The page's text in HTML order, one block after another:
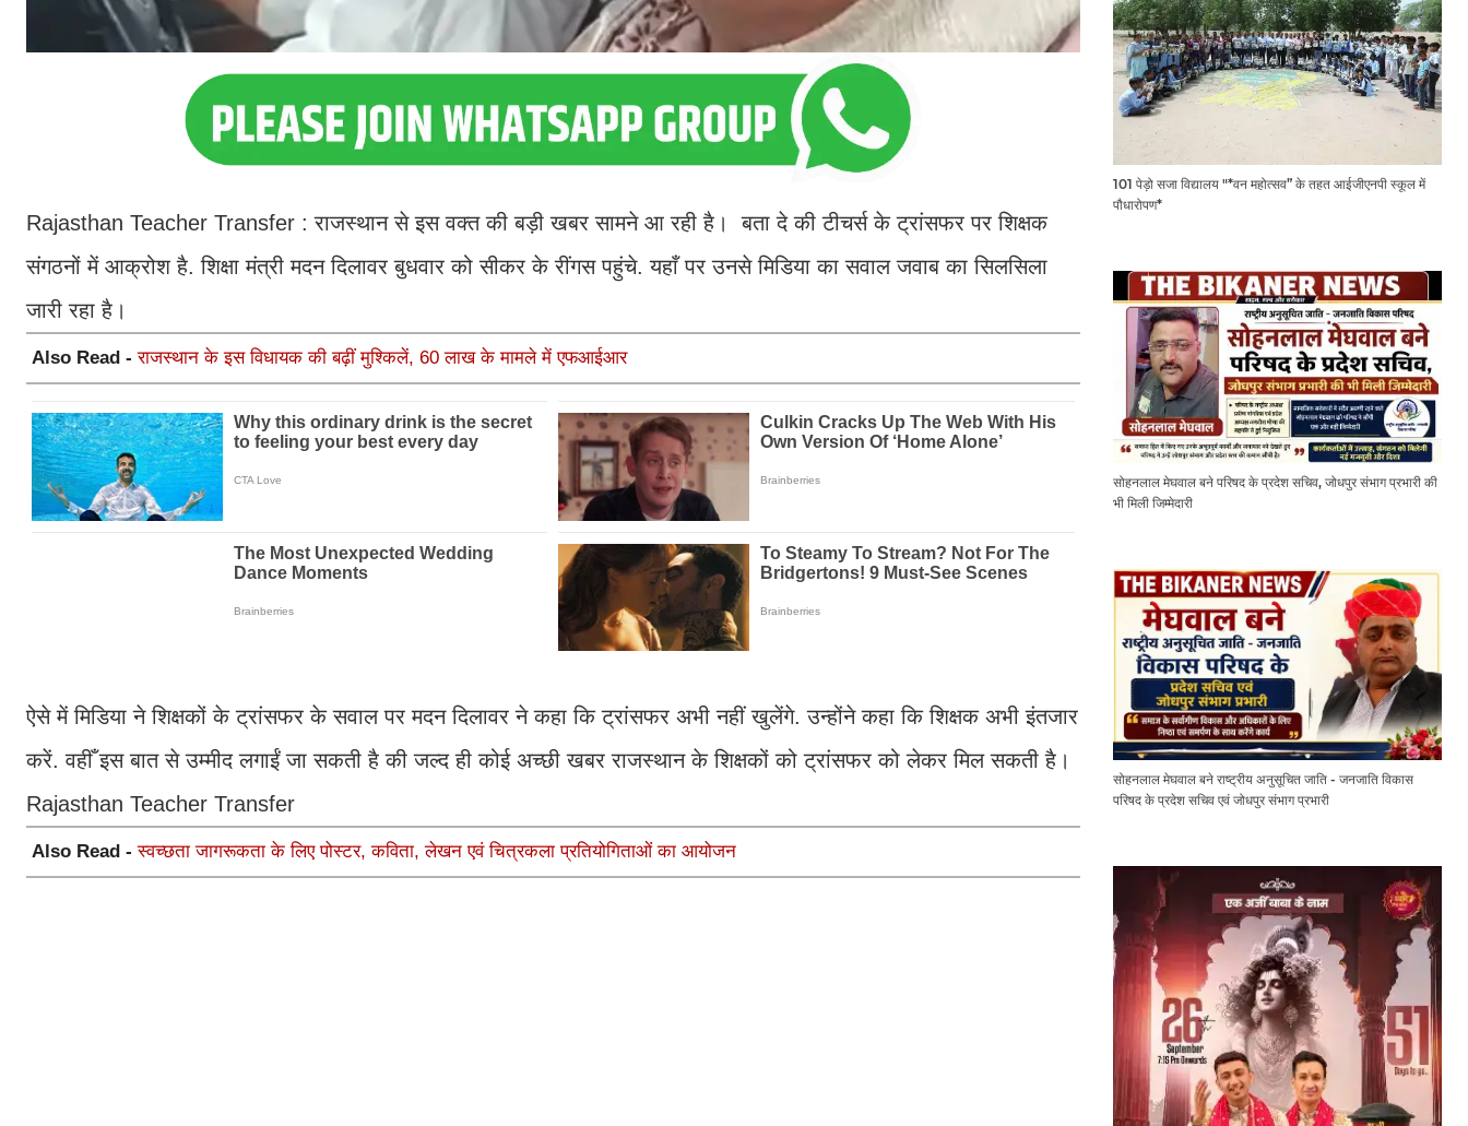
Rajasthan Teacher Transfer : राजस्थान से इस वक्त की बड़ी खबर सामने आ रही है। बता दे की टीचर्स के ट्रांसफर पर श‍िक्षक
संगठनों में आक्रोश है. श‍िक्षा मंत्री मदन द‍िलावर बुधवार को सीकर के र‍ींगस पहुंचे. यहाँ पर उनसे मिडिया का सवाल जवाब का सिलसिला
जारी रहा है।
Also Read -राजस्थान के इस विधायक की बढ़ीं मुश्किलें, 60 लाख के मामले में एफआईआर
ऐसे में मिडिया ने श‍िक्षकों के ट्रांसफर के सवाल पर मदन द‍िलावर ने कहा क‍ि ट्रांसफर अभी नहीं खुलेंगे. उन्होंने कहा क‍ि श‍िक्षक अभी इंतजार
करें. वहीँ इस बात से उम्मीद लगाईं जा सकती है की जल्द ही कोई अच्छी खबर राजस्थान के शिक्षकों को ट्रांसफर को लेकर मिल सकती है।
Rajasthan Teacher Transfer
Also Read -स्वच्छता जागरूकता के लिए पोस्टर, कविता, लेखन एवं चित्रकला प्रतियोगिताओं का आयोजन
101 पेड़ो सजा विद्यालय "*वन महोत्सव” के तहत आईजीएनपी स्कूल में
पौधारोपण*
सोहनलाल मेघवाल बने परिषद के प्रदेश सचिव, जोधपुर संभाग प्रभारी की
भी मिली जिम्मेदारी
सोहनलाल मेघवाल बने राष्ट्रीय अनुसूचित जाति - जनजाति विकास
परिषद के प्रदेश सचिव एवं जोधपुर संभाग प्रभारी